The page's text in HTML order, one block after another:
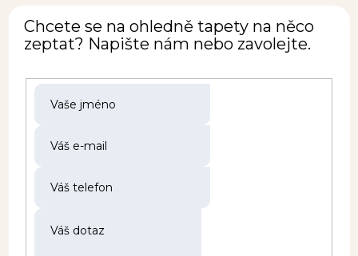
Chcete se na ohledně tapety na něco
zeptat? Napište nám nebo zavolejte.